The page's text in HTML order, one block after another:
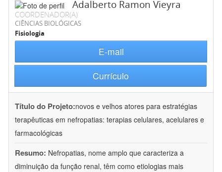
Adalberto Ramon Vieyra
COORDENADOR(A)
CIÊNCIAS BIOLÓGICAS
Fisiologia
E-mail
Currículo
Título do Projeto:novos e velhos atores para estratégias
terapêuticas em nefropatias: terapias celulares, acelulares e
farmacológicas
Resumo: Nefropatias, nome amplo que caracteriza a
diminuição da função renal, têm como etiologias mais